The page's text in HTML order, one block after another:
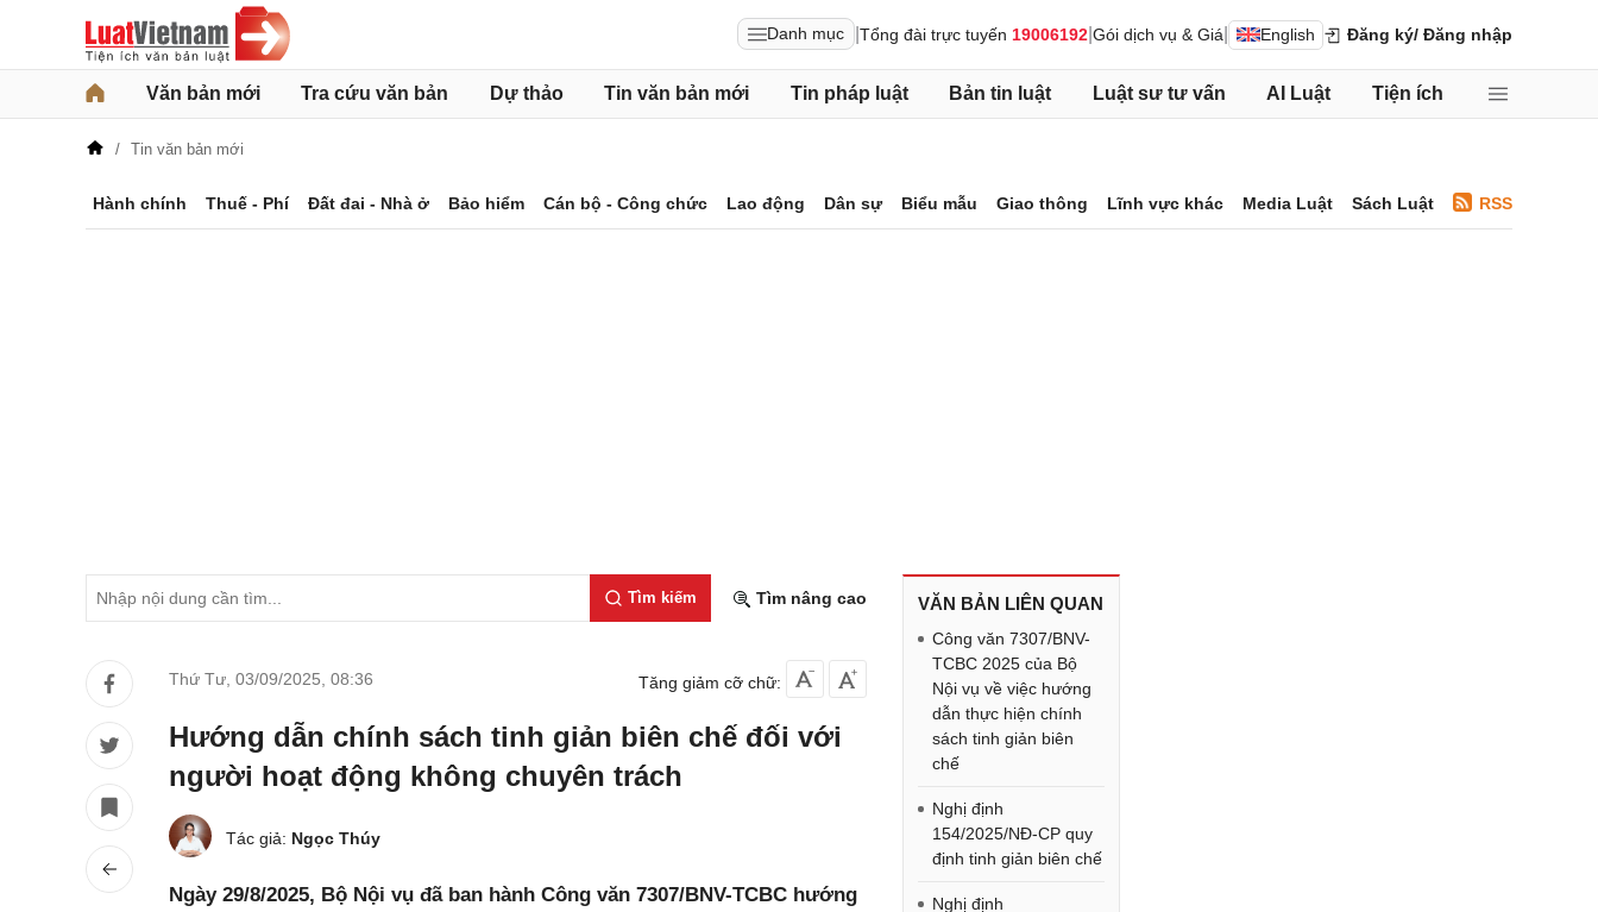
Danh mục Tổng đài trực tuyến 19006192 Gói dịch vụ & Giá English Đăng ký/ Đăng nhập
Văn bản mới Tra cứu văn bản Dự thảo Tin văn bản mới Tin pháp luật Bản tin luật Luật sư tư vấn AI Luật Tiện ích
Tin văn bản mới
Hành chính Thuế - Phí Đất đai - Nhà ở Bảo hiểm Cán bộ - Công chức Lao động Dân sự Biểu mẫu Giao thông Lĩnh vực khác Media Luật Sách Luật RSS
Tìm kiếm Tìm nâng cao
Thứ Tư, 03/09/2025 08:36 Tăng giảm cỡ chữ:
Hướng dẫn chính sách tinh giản biên chế đối với
người hoạt động không chuyên trách
Tác giả: Ngọc Thúy
Ngày 29/8/2025, Bộ Nội vụ đã ban hành Công văn 7307/BNV-TCBC hướng
VĂN BẢN LIÊN QUAN
Công văn 7307/BNV-
TCBC 2025 của Bộ
Nội vụ về việc hướng
dẫn thực hiện chính
sách tinh giản biên
chế
Nghị định
154/2025/NĐ-CP quy
định tinh giản biên chế
Nghị định